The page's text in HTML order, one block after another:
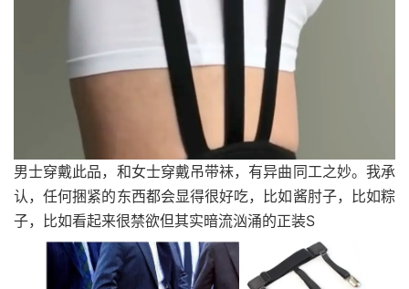
男士穿戴此品，和女士穿戴吊带袜，有异曲同工之妙。我承
认，任何捆紧的东西都会显得很好吃，比如酱肘子，比如粽
子，比如看起来很禁欲但其实暗流汹涌的正装S